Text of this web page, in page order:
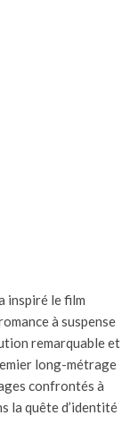
inspiré le film
à suspense
remarquable et
long-métrage
confrontés à
la quête d’identité